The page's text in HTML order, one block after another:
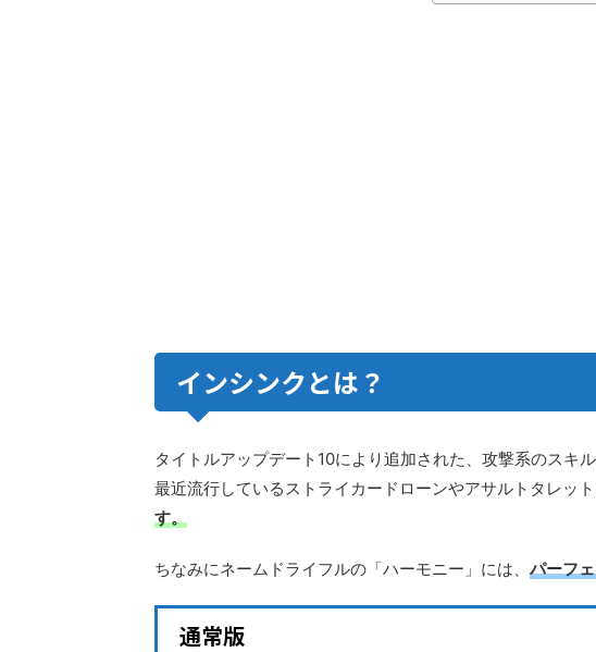
インシンクとは？
タイトルアップデート10により追加された、攻撃系のスキ
最近流行しているストライカードローンやアサルトタレット
す。
ちなみにネームドライフルの「ハーモニー」には、 パーフ
通常版